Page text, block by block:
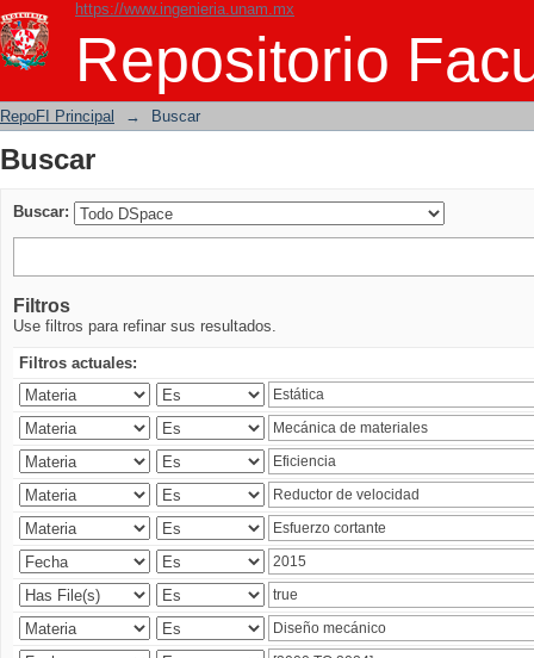
https://www.ingenieria.unam.mx
Repositorio
Buscar
RepoFI Principal → Buscar
Buscar
Buscar:
Filtros
Use filtros para refinar sus resultados.
Filtros actuales: